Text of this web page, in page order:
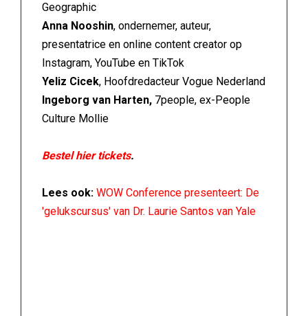
Geographic
Anna Nooshin, ondernemer, auteur,
presentatrice en online content creator op
Instagram, YouTube en TikTok
Yeliz Cicek, Hoofdredacteur Vogue Nederland
Ingeborg van Harten, 7people, ex-People
Culture Mollie
Bestel hier tickets.
Lees ook: WOW Conference presenteert: De
'gelukscursus' van Dr. Laurie Santos van Yale